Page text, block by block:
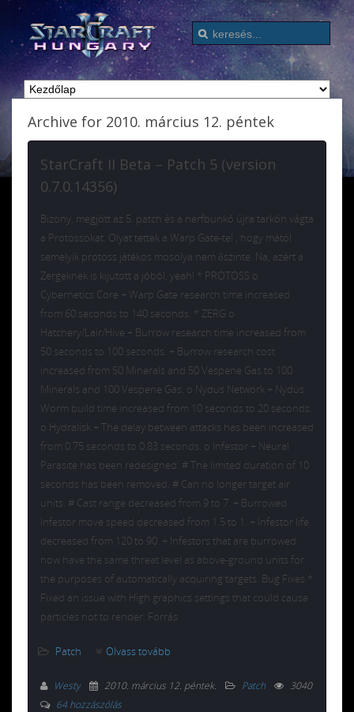
Archive for 2010. március 12. péntek
StarCraft II Beta – Patch 5 (version
0.7.0.14356)
Bizony, megjött az 5. patch és a nerfbunkó újra tarkón vágta
a Protossokat. Olyat tettek a Warp Gate-tel , hogy mától
semelyik protoss játékos mosolya nem őszinte. Na, azért a
Zergeknek is kijutott a jóból, yeah! * PROTOSS o
Cybernetics Core + Warp Gate research time increased
from 60 seconds to 140 seconds. * ZERG o
Hatchery/Lair/Hive + Burrow research time increased from
50 seconds to 100 seconds. + Burrow research cost
increased from 50 Minerals and 50 Vespene Gas to 100
Minerals and 100 Vespene Gas. o Nydus Network + Nydus
Worm build time increased from 10 seconds to 20 seconds.
o Hydralisk + The delay between attacks has been increased
from 0.75 seconds to 0.83 seconds. o Infestor + Neural
Parasite has been redesigned: # The limited duration of 10
seconds has been removed. # Can no longer target air
units. # Cast range decreased from 9 to 7. + Burrowed
Infestor move speed decreased from 1.5 to 1. + Infestor life
decreased from 120 to 90. + Infestors that are burrowed
now have the same threat level as above-ground units for
the purposes of automatically acquiring targets. Bug Fixes *
Fixed an issue with High graphics settings that could cause
particles not to render. Forrás
Patch Olvass tovább
Westy 2010. március 12. péntek. Patch
3040
64 hozzászólás